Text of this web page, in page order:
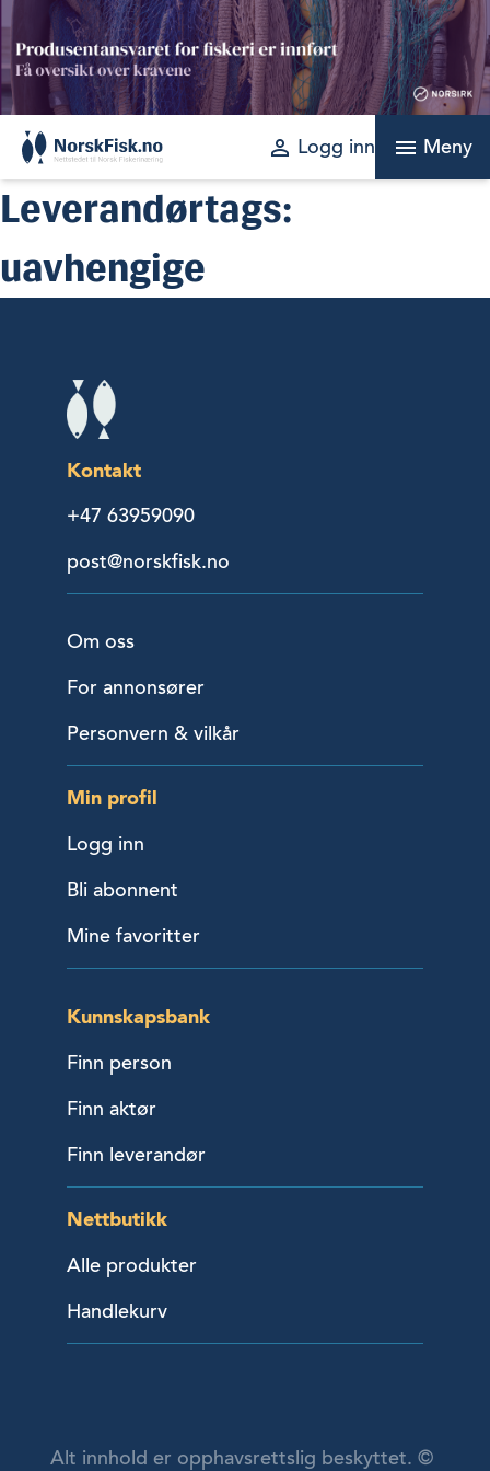
Skip
to
content
perm_identity Logg inn menu Meny
Leverandørtags:
uavhengige
Kontakt
+47 63959090
post@norskfisk.no
Om oss
For annonsører
Personvern & vilkår
Min profil
Logg inn
Bli abonnent
Mine favoritter
Kunnskapsbank
Finn person
Finn aktør
Finn leverandør
Nettbutikk
Alle produkter
Handlekurv
Alt innhold er opphavsrettslig beskyttet. ©